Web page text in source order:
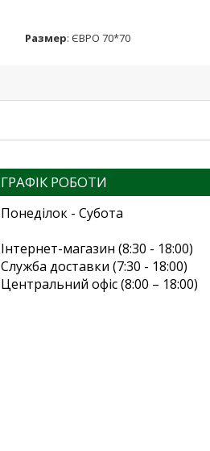
Размер: ЄВРО 70*70
ГРАФІК РОБОТИ
Понеділок - Субота
Інтернет-магазин (8:30 - 18:00)
Служба доставки (7:30 - 18:00)
Центральний офіс (8:00 – 18:00)